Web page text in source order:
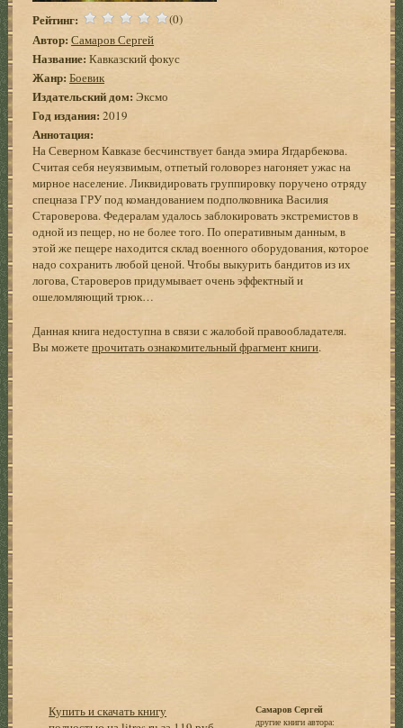
Рейтинг: (0)
Автор: Самаров Сергей
Название: Кавказский фокус
Жанр: Боевик
Издательский дом: Эксмо
Год издания: 2019
Аннотация:
На Северном Кавказе бесчинствует банда эмира Ягдарбекова.
Считая себя неуязвимым, отпетый головорез нагоняет ужас на
мирное население. Ликвидировать группировку поручено отряду
спецназа ГРУ под командованием подполковника Василия
Староверова. Федералам удалось заблокировать экстремистов в
одной из пещер, но не более того. По оперативным данным, в
этой же пещере находится склад военного оборудования, которое
надо сохранить любой ценой. Чтобы выкурить бандитов из их
логова, Староверов придумывает очень эффектный и
ошеломляющий трюк…
Данная книга недоступна в связи с жалобой правообладателя.
Вы можетепрочитать ознакомительный фрагмент книги.
Купить и скачать книгу
Самаров Сергей
другие книги автора: